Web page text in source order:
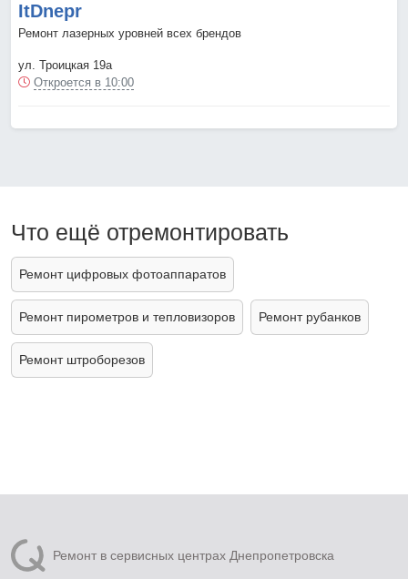
ItDnepr
Ремонт лазерных уровней всех брендов
ул. Троицкая 19а
Откроется в 10:00
Что ещё отремонтировать
Ремонт цифровых фотоаппаратов
Ремонт пирометров и тепловизоров Ремонт рубанков
Ремонт штроборезов
Ремонт в сервисных центрах Днепропетровска